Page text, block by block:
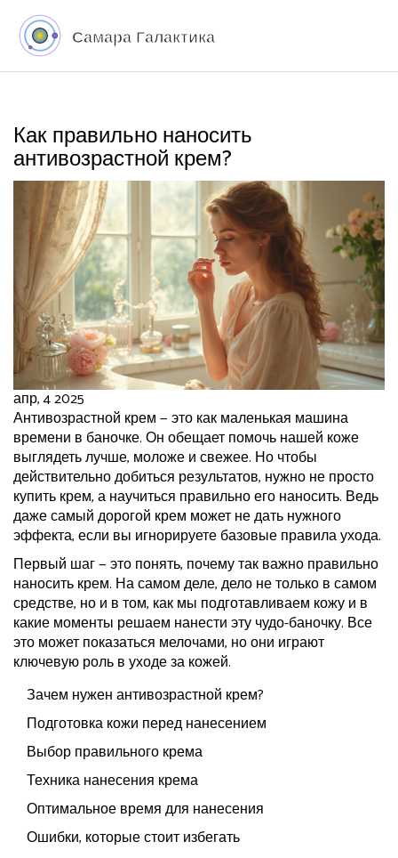
Как правильно наносить
антивозрастной крем?
апр, 4 2025
Антивозрастной крем — это как маленькая машина
времени в баночке. Он обещает помочь нашей коже
выглядеть лучше, моложе и свежее. Но чтобы
действительно добиться результатов, нужно не просто
купить крем, а научиться правильно его наносить. Ведь
даже самый дорогой крем может не дать нужного
эффекта, если вы игнорируете базовые правила ухода.
Первый шаг — это понять, почему так важно правильно
наносить крем. На самом деле, дело не только в самом
средстве, но и в том, как мы подготавливаем кожу и в
какие моменты решаем нанести эту чудо-баночку. Все
это может показаться мелочами, но они играют
ключевую роль в уходе за кожей.
Зачем нужен антивозрастной крем?
Подготовка кожи перед нанесением
Выбор правильного крема
Техника нанесения крема
Оптимальное время для нанесения
Ошибки, которые стоит избегать